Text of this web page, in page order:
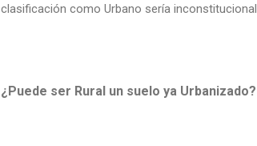
clasificación como Urbano sería inconstitucional.
¿Puede ser Rural un suelo ya Urbanizado?